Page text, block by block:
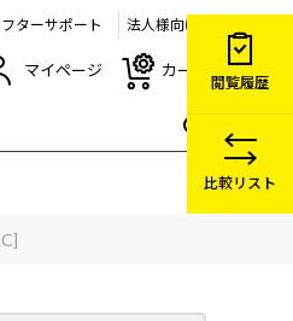
ターサポート 法人様向け
マイページ カート
閲覧履歴
比較リスト